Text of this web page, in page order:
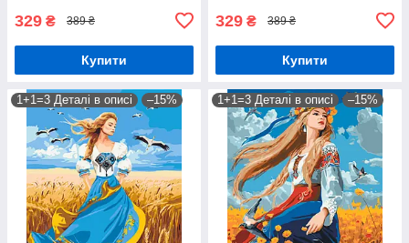
329 ₴ 389 ₴
Купити
329 ₴ 389 ₴
Купити
1+1=3 Деталі в описі –15% 1+1=3 Деталі в описі –15%